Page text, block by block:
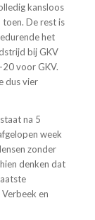
kansloos
De rest is
het
bij GKV
voor GKV.
dus vier
na 5
week
zonder
denken dat
en